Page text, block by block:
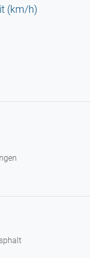
(km/h)